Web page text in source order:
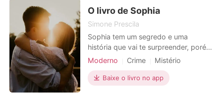
deixar o paraíso onde estão, par
O livro de Sophia
Simone Prescila
Sophia tem um segredo e uma
história que vai te surpreender, porém
ela descobrirá que sua vida corre
defender pra sobreviver...
Moderno Crime
Mistério
Vingança
Baixe o livro no app